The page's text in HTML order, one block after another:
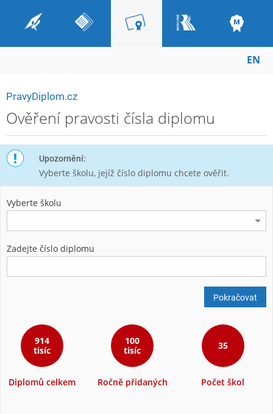
EN
PravyDiplom.cz
Ověření pravosti čísla diplomu
Upozornění:
Vyberte školu, jejíž číslo diplomu chcete ověřit.
Vyberte školu
Zadejte číslo diplomu
Pokračovat
914
tisíc
Diplomů celkem
100
tisíc
Ročně přidaných
35
Počet škol